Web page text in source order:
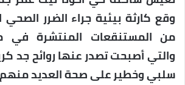
وقع كارثة بيئية جراء الضرر
من المستنقعات المنتشرة في
والتي أصبحت تصدر عنها روائح جد
سلبي وخطير على صحة العديد